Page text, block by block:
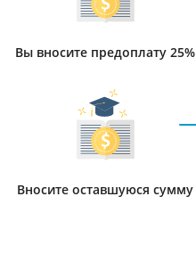
Вы вносите предоплату 25%
Вносите оставшуюся сумму